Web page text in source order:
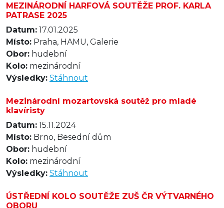
MEZINÁRODNÍ HARFOVÁ SOUTĚŽE PROF. KARLA
PATRASE 2025
Datum: 17.01.2025
Místo: Praha, HAMU, Galerie
Obor: hudební
Kolo: mezinárodní
Výsledky: Stáhnout
Mezinárodní mozartovská soutěž pro mladé
klavíristy
Datum: 15.11.2024
Místo: Brno, Besední dům
Obor: hudební
Kolo: mezinárodní
Výsledky: Stáhnout
ÚSTŘEDNÍ KOLO SOUTĚŽE ZUŠ ČR VÝTVARNÉHO
OBORU